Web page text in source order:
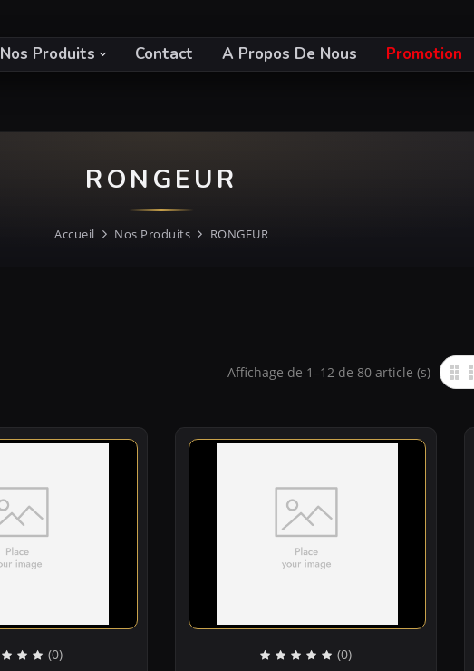
Nos Produits Contact A Propos De Nous Promotion
RONGEUR
Accueil Nos Produits RONGEUR
Affichage de 1–12 de 80 article (s)
(0) (0)